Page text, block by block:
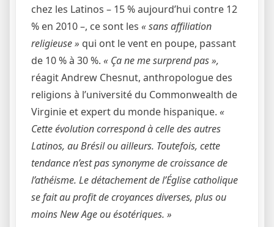
chez les Latinos – 15 % aujourd’hui contre 12
% en 2010 –, ce sont les « sans affiliation
religieuse » qui ont le vent en poupe, passant
de 10 % à 30 %. « Ça ne me surprend pas »,
réagit Andrew Chesnut, anthropologue des
religions à l’université du Commonwealth de
Virginie et expert du monde hispanique. «
Cette évolution correspond à celle des autres
Latinos, au Brésil ou ailleurs. Toutefois, cette
tendance n’est pas synonyme de croissance de
l’athéisme. Le détachement de l’Église catholique
se fait au profit de croyances diverses, plus ou
moins New Age ou ésotériques. »